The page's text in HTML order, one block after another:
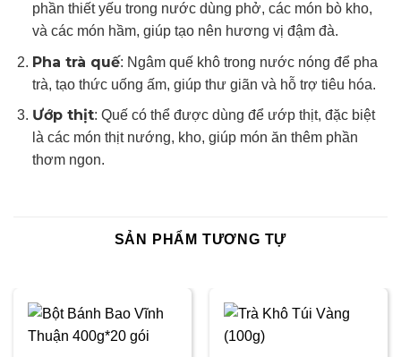
phần thiết yếu trong nước dùng phở, các món bò kho,
và các món hầm, giúp tạo nên hương vị đậm đà.
Pha trà quế: Ngâm quế khô trong nước nóng để pha
trà, tạo thức uống ấm, giúp thư giãn và hỗ trợ tiêu hóa.
Ướp thịt: Quế có thể được dùng để ướp thịt, đặc biệt
là các món thịt nướng, kho, giúp món ăn thêm phần
thơm ngon.
SẢN PHẨM TƯƠNG TỰ